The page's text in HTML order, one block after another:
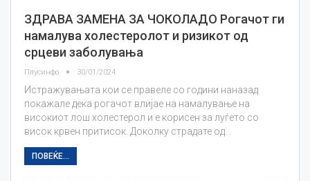
ЗДРАВА ЗАМЕНА ЗА ЧОКОЛАДО Рогачот ги
намалува холестеролот и ризикот од
срцеви заболувања
Плусинфо 30/01/2024
Истражувањата кои се правеле со години наназад
покажале дека рогачот влијае на намалување на
високиот лош холестерол и е корисен за луѓето со
висок крвен притисок. Доколку страдате од…
ПОВЕЌЕ...